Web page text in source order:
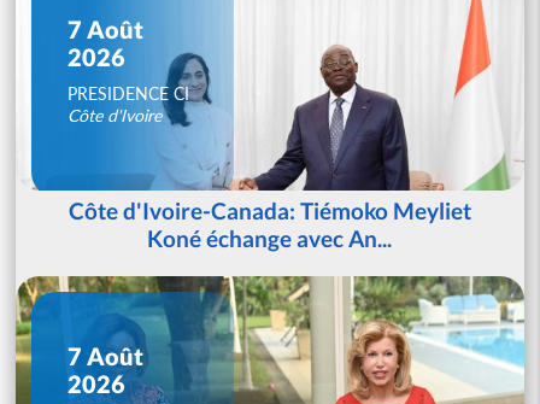
7 Août
2026
PRESIDENCE CI
Côte d'Ivoire
Côte d'Ivoire-Canada: Tiémoko Meyliet
Koné échange avec An...
7 Août
2026